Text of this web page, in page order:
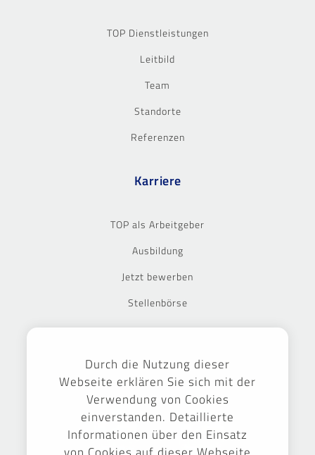
TOP Dienstleistungen
Leitbild
Team
Standorte
Referenzen
Karriere
TOP als Arbeitgeber
Ausbildung
Jetzt bewerben
Stellenbörse
Durch die Nutzung dieser
Webseite erklären Sie sich mit der
Verwendung von Cookies
einverstanden. Detaillierte
Informationen über den Einsatz